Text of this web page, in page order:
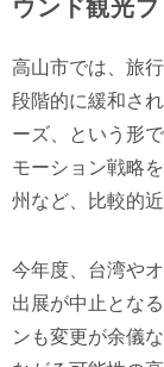
ウンド観光
高山市では、旅
段階的に緩和さ
ーズ、という形
モーション戦略
州など、比較的
今年度、台湾や
出展が中止とな
ンも変更が余儀